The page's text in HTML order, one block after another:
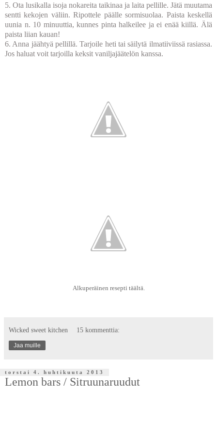
5. Ota lusikalla isoja nokareita taikinaa ja laita pellille. Jätä muutama
sentti kekojen väliin. Ripottele päälle sormisuolaa. Paista keskellä
uunia n. 10 minuuttia, kunnes pinta halkeilee ja ei enää kiillä. Älä
paista liian kauan!
6. Anna jäähtyä pellillä. Tarjoile heti tai säilytä ilmatiiviissä rasiassa.
Jos haluat voit tarjoilla keksit vaniljajäätelön kanssa.
Alkuperäinen resepti täältä
Wicked sweet kitchen 15 kommenttia:
Jaa muille
torstai 4. huhtikuuta 2013
Lemon bars / Sitruunaruudut